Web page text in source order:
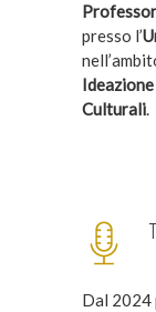
presso l’
Culturali.
Dal 2024